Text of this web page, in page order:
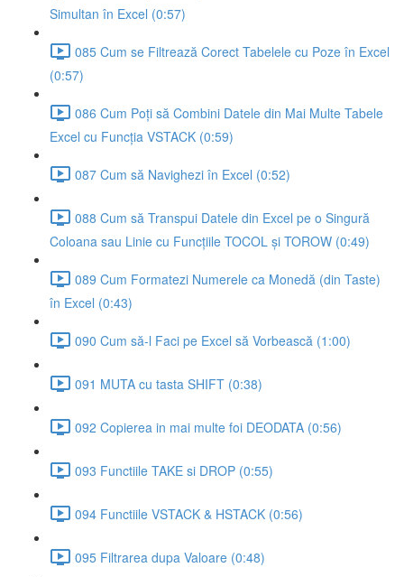
Simultan în Excel (0:57)
085 Cum se Filtrează Corect Tabelele cu Poze în Excel
(0:57)
086 Cum Poți să Combini Datele din Mai Multe Tabele
Excel cu Funcția VSTACK (0:59)
087 Cum să Navighezi în Excel (0:52)
088 Cum să Transpui Datele din Excel pe o Singură
Coloana sau Linie cu Funcțiile TOCOL și TOROW (0:49)
089 Cum Formatezi Numerele ca Monedă (din Taste)
în Excel (0:43)
090 Cum să-l Faci pe Excel să Vorbească (1:00)
091 MUTA cu tasta SHIFT (0:38)
092 Copierea in mai multe foi DEODATA (0:56)
093 Functiile TAKE si DROP (0:55)
094 Functiile VSTACK & HSTACK (0:56)
095 Filtrarea dupa Valoare (0:48)